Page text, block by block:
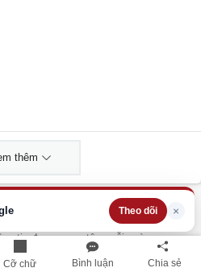
Cỡ chữ Bình luận Chia sẻ
Theo dõi ×
thêm
HỮU ÍCH
tin được quan tâm mỗi ngày